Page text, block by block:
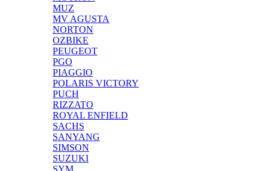
MUZ
MV AGUSTA
NORTON
OZBIKE
PEUGEOT
PGO
PIAGGIO
POLARIS VICTORY
PUCH
RIZZATO
ROYAL ENFIELD
SACHS
SANYANG
SIMSON
SUZUKI
SYM